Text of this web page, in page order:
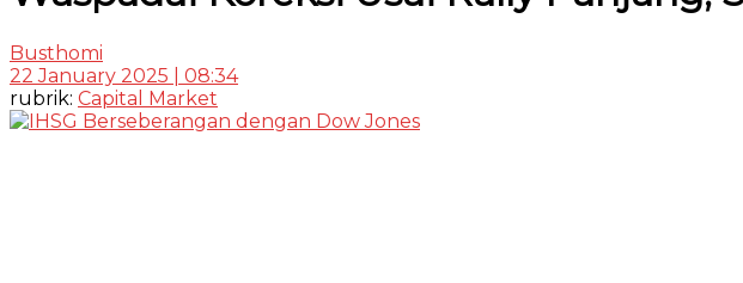
Busthomi
22 January 2025 | 08:34
rubrik: Capital Market